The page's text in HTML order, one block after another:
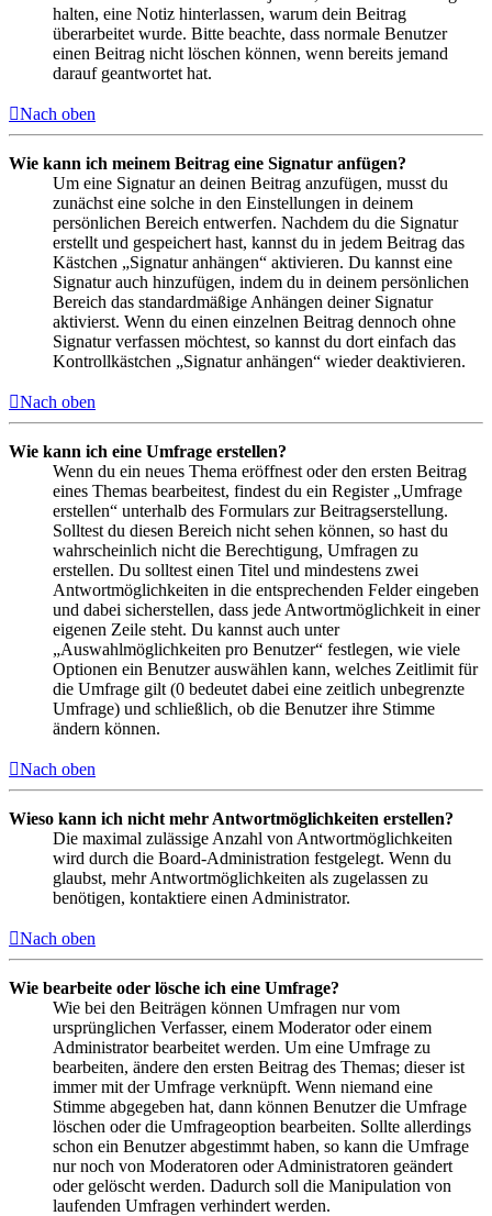
halten, eine Notiz hinterlassen, warum dein Beitrag
überarbeitet wurde. Bitte beachte, dass normale Benutzer
einen Beitrag nicht löschen können, wenn bereits jemand
darauf geantwortet hat.
Nach oben
Wie kann ich meinem Beitrag eine Signatur anfügen?
Um eine Signatur an deinen Beitrag anzufügen, musst du
zunächst eine solche in den Einstellungen in deinem
persönlichen Bereich entwerfen. Nachdem du die Signatur
erstellt und gespeichert hast, kannst du in jedem Beitrag das
Kästchen „Signatur anhängen“ aktivieren. Du kannst eine
Signatur auch hinzufügen, indem du in deinem persönlichen
Bereich das standardmäßige Anhängen deiner Signatur
aktivierst. Wenn du einen einzelnen Beitrag dennoch ohne
Signatur verfassen möchtest, so kannst du dort einfach das
Kontrollkästchen „Signatur anhängen“ wieder deaktivieren.
Nach oben
Wie kann ich eine Umfrage erstellen?
Wenn du ein neues Thema eröffnest oder den ersten Beitrag
eines Themas bearbeitest, findest du ein Register „Umfrage
erstellen“ unterhalb des Formulars zur Beitragserstellung.
Solltest du diesen Bereich nicht sehen können, so hast du
wahrscheinlich nicht die Berechtigung, Umfragen zu
erstellen. Du solltest einen Titel und mindestens zwei
Antwortmöglichkeiten in die entsprechenden Felder eingeben
und dabei sicherstellen, dass jede Antwortmöglichkeit in einer
eigenen Zeile steht. Du kannst auch unter
„Auswahlmöglichkeiten pro Benutzer“ festlegen, wie viele
Optionen ein Benutzer auswählen kann, welches Zeitlimit für
die Umfrage gilt (0 bedeutet dabei eine zeitlich unbegrenzte
Umfrage) und schließlich, ob die Benutzer ihre Stimme
ändern können.
Nach oben
Wieso kann ich nicht mehr Antwortmöglichkeiten erstellen?
Die maximal zulässige Anzahl von Antwortmöglichkeiten
wird durch die Board-Administration festgelegt. Wenn du
glaubst, mehr Antwortmöglichkeiten als zugelassen zu
benötigen, kontaktiere einen Administrator.
Nach oben
Wie bearbeite oder lösche ich eine Umfrage?
Wie bei den Beiträgen können Umfragen nur vom
ursprünglichen Verfasser, einem Moderator oder einem
Administrator bearbeitet werden. Um eine Umfrage zu
bearbeiten, ändere den ersten Beitrag des Themas; dieser ist
immer mit der Umfrage verknüpft. Wenn niemand eine
Stimme abgegeben hat, dann können Benutzer die Umfrage
löschen oder die Umfrageoption bearbeiten. Sollte allerdings
schon ein Benutzer abgestimmt haben, so kann die Umfrage
nur noch von Moderatoren oder Administratoren geändert
oder gelöscht werden. Dadurch soll die Manipulation von
laufenden Umfragen verhindert werden.